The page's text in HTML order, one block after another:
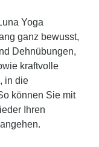
Yoga
ganz bewusst,
Dehnübungen,
kraftvolle
in die
können Sie mit
Ihren